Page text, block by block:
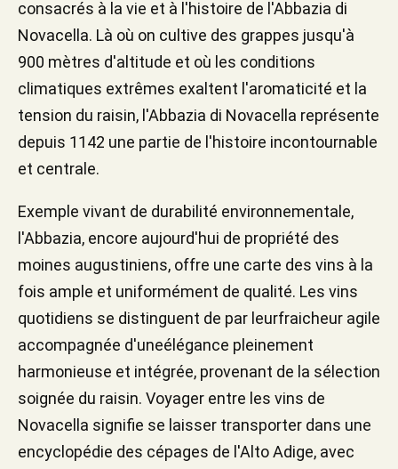
consacrés à la vie et à l'histoire de l'Abbazia di
Novacella. Là où on cultive des grappes jusqu'à
900 mètres d'altitude et où les conditions
climatiques extrêmes exaltent l'aromaticité et la
tension du raisin, l'Abbazia di Novacella représente
depuis 1142 une partie de l'histoire incontournable
et centrale.
Exemple vivant de durabilité environnementale,
l'Abbazia, encore aujourd'hui de propriété des
moines augustiniens, offre une carte des vins à la
fois ample et uniformément de qualité. Les vins
quotidiens se distinguent de par leurfraicheur agile
accompagnée d'uneélégance pleinement
harmonieuse et intégrée, provenant de la sélection
soignée du raisin. Voyager entre les vins de
Novacella signifie se laisser transporter dans une
encyclopédie des cépages de l'Alto Adige, avec